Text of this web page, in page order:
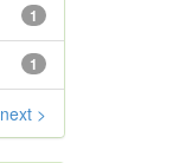
1
1
next >